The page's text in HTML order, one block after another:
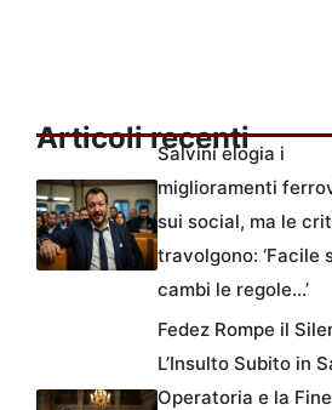
Articoli recenti
Salvini elogia i
miglioramenti
sui social, ma le
travolgono: ‘Facile
cambi le regole…’
Fedez Rompe il
L’Insulto Subito in
Operatoria e la Fine